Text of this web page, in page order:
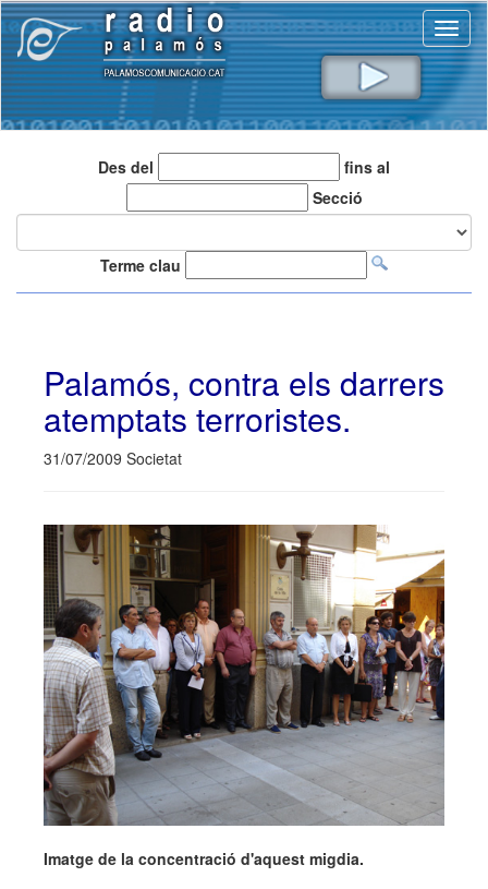
Des del
fins al
Secció
Terme clau
Palamós, contra els darrers
atemptats terroristes.
31/07/2009 Societat
Imatge de la concentració d'aquest migdia.